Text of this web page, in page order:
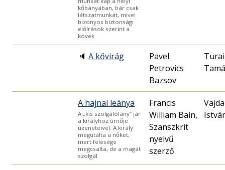
kőbányában, bár csak
látszatmunkát, mivel
bizonyos biztonsági
előírások szerint a
kövek
🔈 A kővirág
Pavel
Petrovics
Bazsov
Turai
A hajnal leánya
A „kis szolgálólány” jár
a királyhoz úrnője
üzeneteivel. A király
megutálta a nőket,
mert felesége
megcsalta, de a magát
szolgál
Francis
William Bain,
Szanszkrit
nyelvű
szerző
Vajda